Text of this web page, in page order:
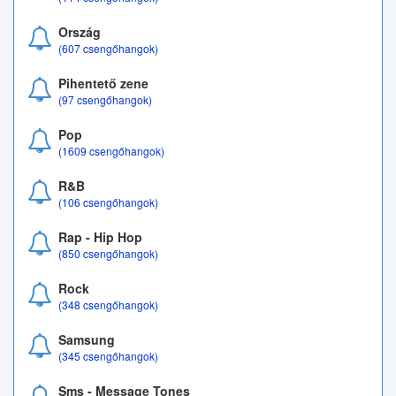
Ország
(607 csengőhangok)
Pihentető zene
(97 csengőhangok)
Pop
(1609 csengőhangok)
R&B
(106 csengőhangok)
Rap - Hip Hop
(850 csengőhangok)
Rock
(348 csengőhangok)
Samsung
(345 csengőhangok)
Sms - Message Tones